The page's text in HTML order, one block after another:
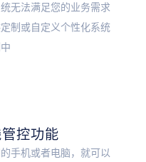
无法满足您的业务需求
制或自定义个性化系统
控功能
手机或者电脑，就可以